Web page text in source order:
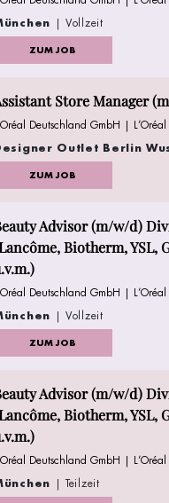
| Vollzeit
ZUM JOB
Store Manager
Deutschland GmbH | L’Oréal
Outlet Berlin
ZUM JOB
Advisor (m/w/d)
Biotherm, YSL,
Deutschland GmbH | L’Oréal
| Vollzeit
ZUM JOB
Advisor (m/w/d)
Biotherm, YSL,
Deutschland GmbH | L’Oréal
| Teilzeit